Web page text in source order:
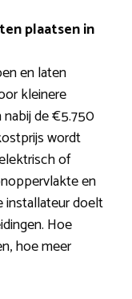
plaatsen in
en laten
kleinere
de €5.750
wordt
of
en
installateur doelt
Hoe
hoe meer